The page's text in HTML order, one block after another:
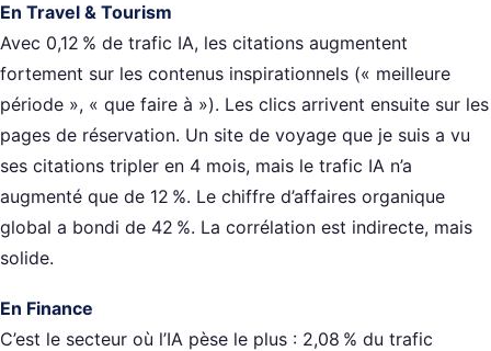
En Travel & Tourism
Avec 0,12 % de trafic IA, les citations augmentent
fortement sur les contenus inspirationnels (« meilleure
période », « que faire à »). Les clics arrivent ensuite sur les
pages de réservation. Un site de voyage que je suis a vu
ses citations tripler en 4 mois, mais le trafic IA n’a
augmenté que de 12 %. Le chiffre d’affaires organique
global a bondi de 42 %. La corrélation est indirecte, mais
solide.
En Finance
C’est le secteur où l’IA pèse le plus : 2,08 % du trafic